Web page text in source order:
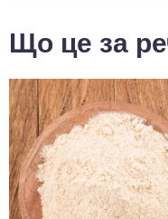
Що це за